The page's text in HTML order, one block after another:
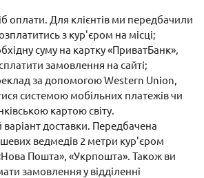
оплати. Для клієнтів ми передбачили
з кур'єром на місці;
суму на картку «ПриватБанк»,
замовлення на сайті;
за допомогою Western Union,
системою мобільних платежів чи
картою світу.
доставки. Передбачена
ведмедів 2 метри кур'єром
Пошта», «Укрпошта». Також ви
замовлення у відділенні